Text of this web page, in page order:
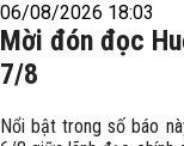
06/08/2026 18:03
Mời đón đọc
7/8
Nổi bật trong số báo